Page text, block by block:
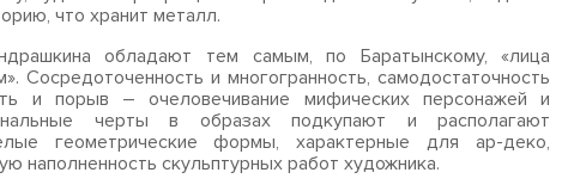
что хранит металл.
обладают тем самым, по Баратынскому, «лица
Сосредоточенность и многогранность, самодостаточность
и порыв – очеловечивание мифических персонажей и
черты в образах подкупают и располагают
геометрические формы, характерные для ар-деко,
наполненность скульптурных работ художника.